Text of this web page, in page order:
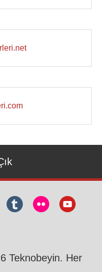
Teknobeyin. Her